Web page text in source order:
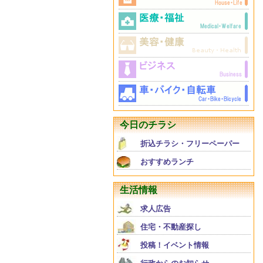
今日のチラシ
折込チラシ・フリーペーパー
おすすめランチ
生活情報
求人広告
住宅・不動産探し
投稿！イベント情報